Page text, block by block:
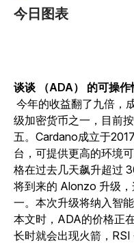
今日图表
谈谈 （ADA） 的可操作
今年的收益翻了九倍，
级加密货币之一，目前
五。Cardano成立于
台，可提供更高的环境
格在过去几天飙升超过
将到来的 Alonzo 升级
一。本次升级将纳入智
本文时，ADA的价格正
长时就会出现火箭，